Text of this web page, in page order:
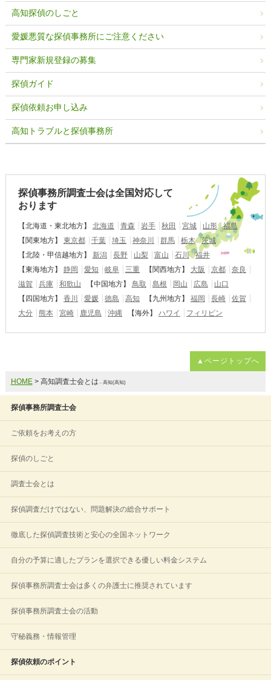
高知探偵のしごと
愛媛悪質な探偵事務所にご注意ください
専門家新規登録の募集
探偵ガイド
探偵依頼お申し込み
高知トラブルと探偵事務所
探偵事務所調査士会は全国対応して
おります
【北海道・東北地方】 北海道 青森 岩手 秋田 宮城 山形
福島
【関東地方】
東京都 千葉 埼玉 神奈川 群馬 栃木
茨城
【北陸・甲信越地方】
新潟 長野 山梨 富山 石川
福井
【東海地方】
静岡 愛知 岐阜 三重 【関西地方】 大阪 京都
奈良
滋賀
兵庫 和歌山 【中国地方】 鳥取 島根 岡山 広島
山口
【四国地方】
香川 愛媛 徳島 高知 【九州地方】 福岡 長崎
佐賀
大分
熊本 宮崎 鹿児島 沖縄 【海外】 ハワイ フィリピン
▲ページトップへ
HOME> 高知調査士会とは - 高知(高知)
探偵事務所調査士会
ご依頼をお考えの方
探偵のしごと
調査士会とは
探偵調査だけではない、問題解決の総合サポート
徹底した探偵調査技術と安心の全国ネットワーク
自分の予算に適したプランを選択できる優しい料金システム
探偵事務所調査士会は多くの弁護士に推奨されています
探偵事務所調査士会の活動
守秘義務・情報管理
探偵依頼のポイント